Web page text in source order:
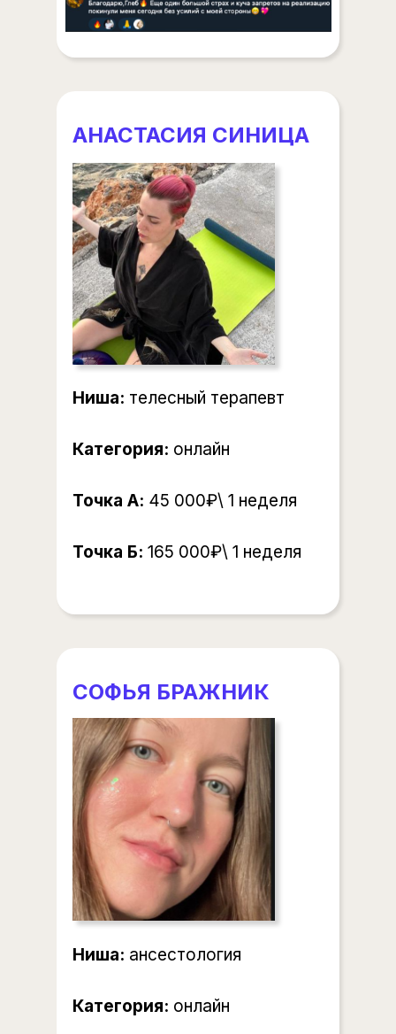
Ниша: телесный терапевт
Категория: онлайн
Точка А: 45 000₽\ 1 неделя
Точка Б: 165 000₽\ 1 неделя
АНАСТАСИЯ СИНИЦА
Ниша: ансестология
Категория: онлайн
СОФЬЯ БРАЖНИК